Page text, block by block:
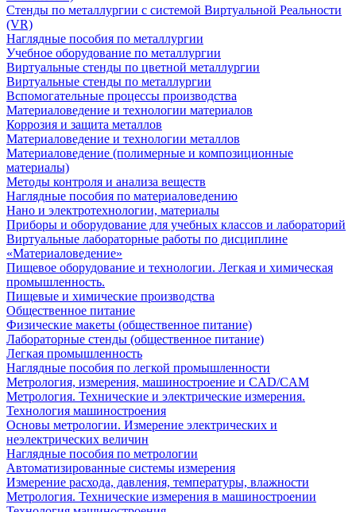
Cтенды по металлургии с системой Виртуальной Реальности
(VR)
Наглядные пособия по металлургии
Учебное оборудование по металлургии
Виртуальные стенды по цветной металлургии
Виртуальные стенды по металлургии
Вспомогательные процессы производства
Материаловедение и технологии материалов
Коррозия и защита металлов
Материаловедение и технологии металлов
Материаловедение (полимерные и композиционные
материалы)
Методы контроля и анализа веществ
Наглядные пособия по материаловедению
Нано и электротехнологии, материалы
Приборы и оборудование для учебных классов и лабораторий
Виртуальные лабораторные работы по дисциплине
«Материаловедение»
Пищевое оборудование и технологии. Легкая и химическая
промышленность.
Пищевые и химические производства
Общественное питание
Физические макеты (общественное питание)
Лабораторные стенды (общественное питание)
Легкая промышленность
Наглядные пособия по легкой промышленности
Метрология, измерения, машиностроение и CAD/CAM
Метрология. Технические и электрические измерения.
Технология машиностроения
Основы метрологии. Измерение электрических и
неэлектрических величин
Наглядные пособия по метрологии
Автоматизированные системы измерения
Измерение расхода, давления, температуры, влажности
Метрология. Технические измерения в машиностроении